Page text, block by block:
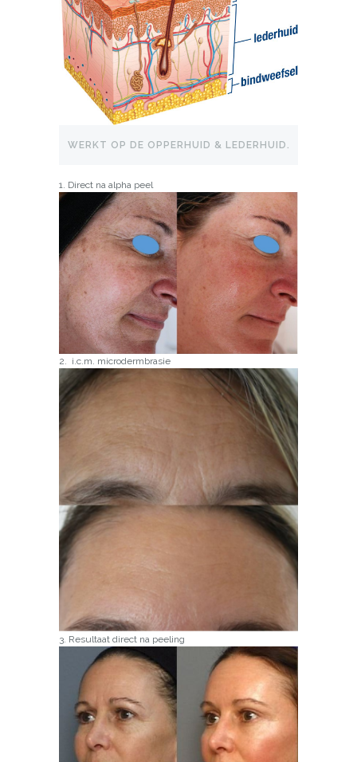
WERKT OP DE OPPERHUID & LEDERHUID.
1. Direct na alpha peel
2. i.c.m. microdermbrasie
3. Resultaat direct na peeling